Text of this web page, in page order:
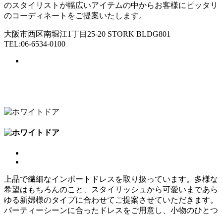
のスタイリストが幅広いアイテムの中からお客様にピッタリ
のコーディネートをご提案いたします。
大阪市西区南堀江1丁目25-20 STORK BLDG801
TEL:06-6534-0100
上品で繊細なインポートドレスを取り扱っています。多様な
希望はもちろんのこと、スタイリッシュから可愛いまであら
ゆる新婦様のタイプに合わせてご提案させていただきます。
パーティーシーンに合ったドレスをご用意し、小物のひとつ